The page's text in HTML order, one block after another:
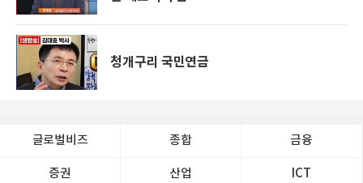
청개구리 국민연금
글로벌비즈 종합 금융
증권 산업 ICT